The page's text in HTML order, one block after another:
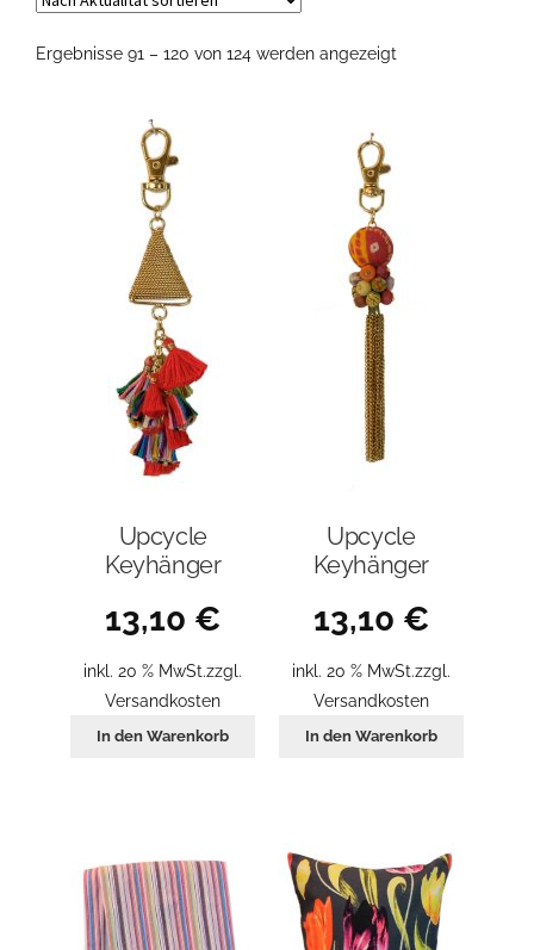
Ergebnisse 91 – 120 von 124 werden angezeigt
Upcycle
Keyhänger
13,10 €
inkl. 20 % MwSt.zzgl.
Versandkosten
In den Warenkorb
Upcycle
Keyhänger
13,10 €
inkl. 20 % MwSt.zzgl.
Versandkosten
In den Warenkorb